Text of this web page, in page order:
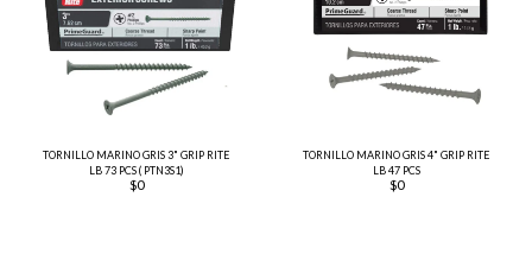
TORNILLO MARINO GRIS 3" GRIP RITE
LB 73 PCS ( PTN3S1)
$0
TORNILLO MARINO GRIS 4" GRIP RITE
LB 47 PCS
$0